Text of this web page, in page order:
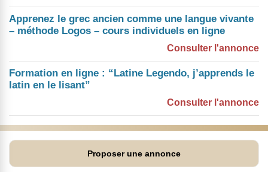
Apprenez le grec ancien comme une langue vivante
– méthode Logos – cours individuels en ligne
Consulter l'annonce
Formation en ligne : “Latine Legendo, j’apprends le
latin en le lisant”
Consulter l'annonce
Proposer une annonce